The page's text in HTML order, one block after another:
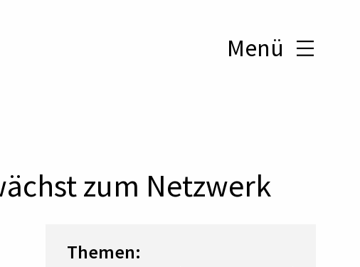
Menü
zum Netzwerk
Themen: